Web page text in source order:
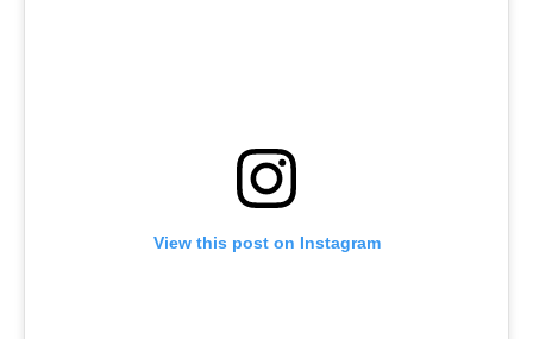
View this post on Instagram